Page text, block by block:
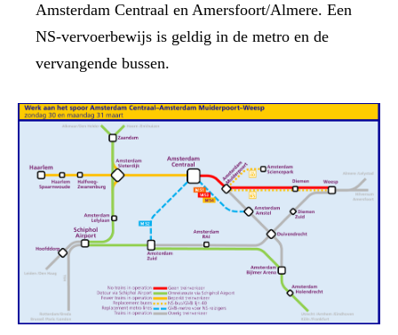
Amsterdam Centraal en Amersfoort/Almere. Een
NS-vervoerbewijs is geldig in de metro en de
vervangende bussen.